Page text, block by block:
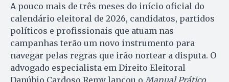
A pouco mais de três meses do início oficial do
calendário eleitoral de 2026, candidatos, partidos
políticos e profissionais que atuam nas
campanhas terão um novo instrumento para
navegar pelas regras que irão nortear a disputa. O
advogado especialista em Direito Eleitoral
Danúbio Cardoso Remy lançou o Manual Prático